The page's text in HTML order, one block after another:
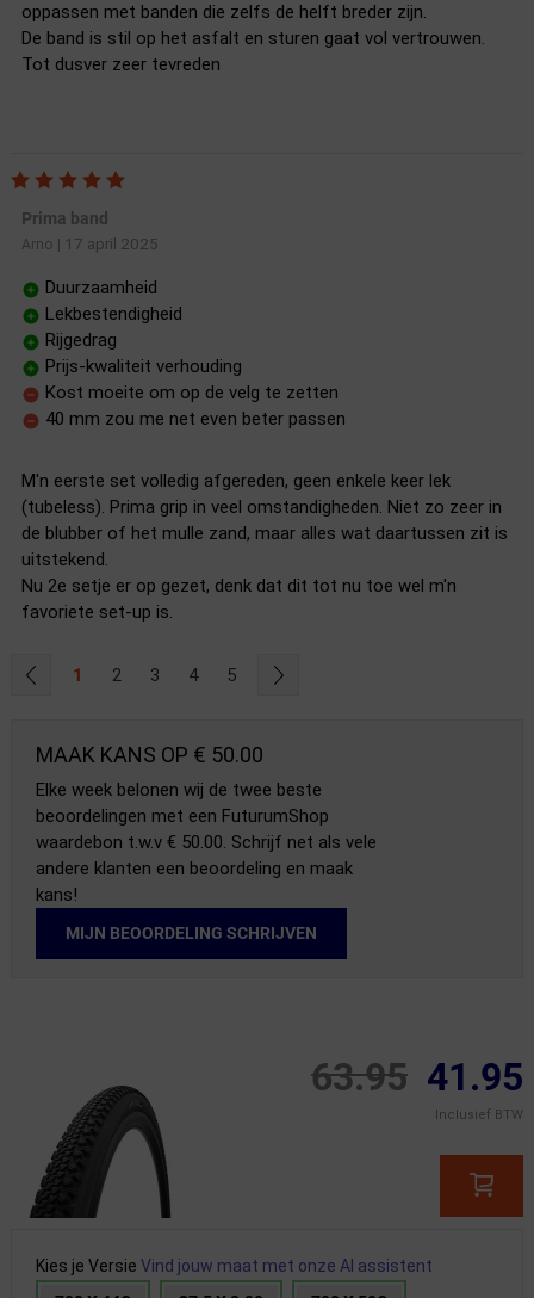
oppassen met banden die zelfs de helft breder zijn.
De band is stil op het asfalt en sturen gaat vol vertrouwen.
Tot dusver zeer tevreden
Prima band
Arno 17 april 2025
Duurzaamheid
Lekbestendigheid
Rijgedrag
Prijs-kwaliteit verhouding
Kost moeite om op de velg te zetten
40 mm zou me net even beter passen
M'n eerste set volledig afgereden, geen enkele keer lek
(tubeless). Prima grip in veel omstandigheden. Niet zo zeer in
de blubber of het mulle zand, maar alles wat daartussen zit is
uitstekend.
Nu 2e setje er op gezet, denk dat dit tot nu toe wel m'n
favoriete set-up is.
1 2 3 4 5
MAAK KANS OP € 50.00
Elke week belonen wij de twee beste
beoordelingen met een FuturumShop
waardebon t.w.v € 50.00. Schrijf net als vele
andere klanten een beoordeling en maak
kans!
MIJN BEOORDELING SCHRIJVEN
63.95 41.95
Inclusief BTW
Kies je Versie Vind jouw maat met onze AI assistent